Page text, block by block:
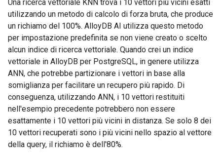
Una ricerca vettoriale KNN trova i 10 vettori più vicini esatti
utilizzando un metodo di calcolo di forza bruta, che produce
un richiamo del 100%. AlloyDB AI utilizza questo metodo
per impostazione predefinita se non viene creato o scelto
alcun indice di ricerca vettoriale. Quando crei un indice
vettoriale in AlloyDB per PostgreSQL, in genere utilizza
ANN, che potrebbe partizionare i vettori in base alla
somiglianza per facilitare un recupero più rapido. Di
conseguenza, utilizzando ANN, i 10 vettori restituiti
nell'esempio precedente potrebbero non essere
esattamente i 10 vettori più vicini in distanza. Se solo 8 dei
10 vettori recuperati sono i più vicini nello spazio al vettore
della query, il richiamo è dell'80%.